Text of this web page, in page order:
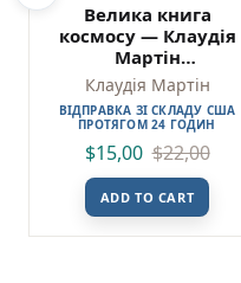
Велика книга
космосу — Клаудія
Мартін
(Пошкоджена)
Клаудія Мартін
ВІДПРАВКА ЗІ СКЛАДУ США
ПРОТЯГОМ 24 ГОДИН
$15,00 $22,00
ADD TO CART